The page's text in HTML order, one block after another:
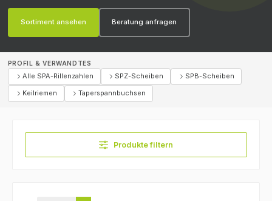
Sortiment ansehen Beratung anfragen
PROFIL & VERWANDTES
Alle SPA-Rillenzahlen SPZ-Scheiben
SPB-Scheiben
Keilriemen
Taperspannbuchsen
Produkte filtern